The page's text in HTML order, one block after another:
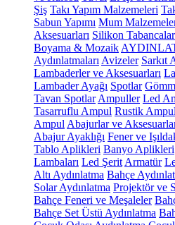
Şiş Takı Yapım Malzemeleri
Sabun Yapımı Mum
Aksesuarları Silikon
Boyama & Mozaik
Aydınlatmaları Avizeler Sarkıt
Lambaderler ve Aksesuarları
Lambader Ayağı Spotlar
Tavan Spotlar Ampuller Led
Tasarruflu Ampul Rustik Ampul
Ampul Abajurlar ve
Abajur Ayaklığı Fener ve
Tablo Aplikleri Banyo Aplikleri
Lambaları Led Şerit Armatür
Altı Aydınlatma Bahçe
Solar Aydınlatma Projektör ve
Bahçe Feneri ve Meşaleler
Bahçe Set Üstü Aydınlatma